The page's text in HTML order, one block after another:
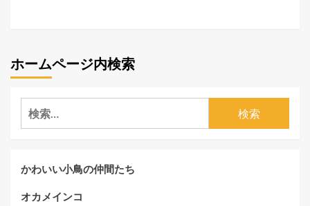
ホームページ内検索
検
索:
かわいい小鳥の仲間たち
オカメインコ